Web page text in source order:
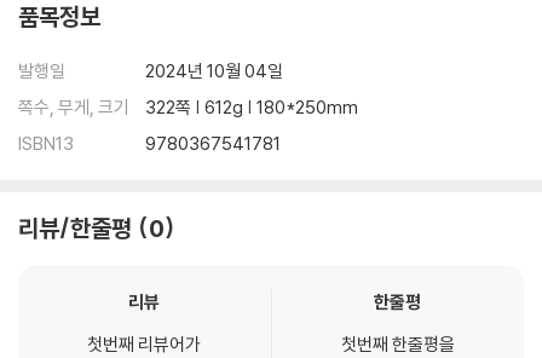
nd Devices
Chapter 10 Gold Nanocrystal-built Films for SERS-based Dete
Chapter 11 The Effect of Deposition Parameters on the Mecha
Properties in Nanostructured Cu/W Multilayer Coatings
품목정보
발행일
2024년 10월 04일
쪽수, 무게, 크기
322쪽 | 612g | 180*250mm
ISBN13
9780367541781
리뷰/한줄평 0
리뷰
첫번째 리뷰어가
한줄평
첫번째 한줄평을